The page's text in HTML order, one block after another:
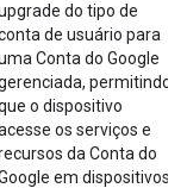
do tipo de
de usuário para
Conta do Google
permitindo
o dispositivo
os serviços e
da Conta do
em dispositivos